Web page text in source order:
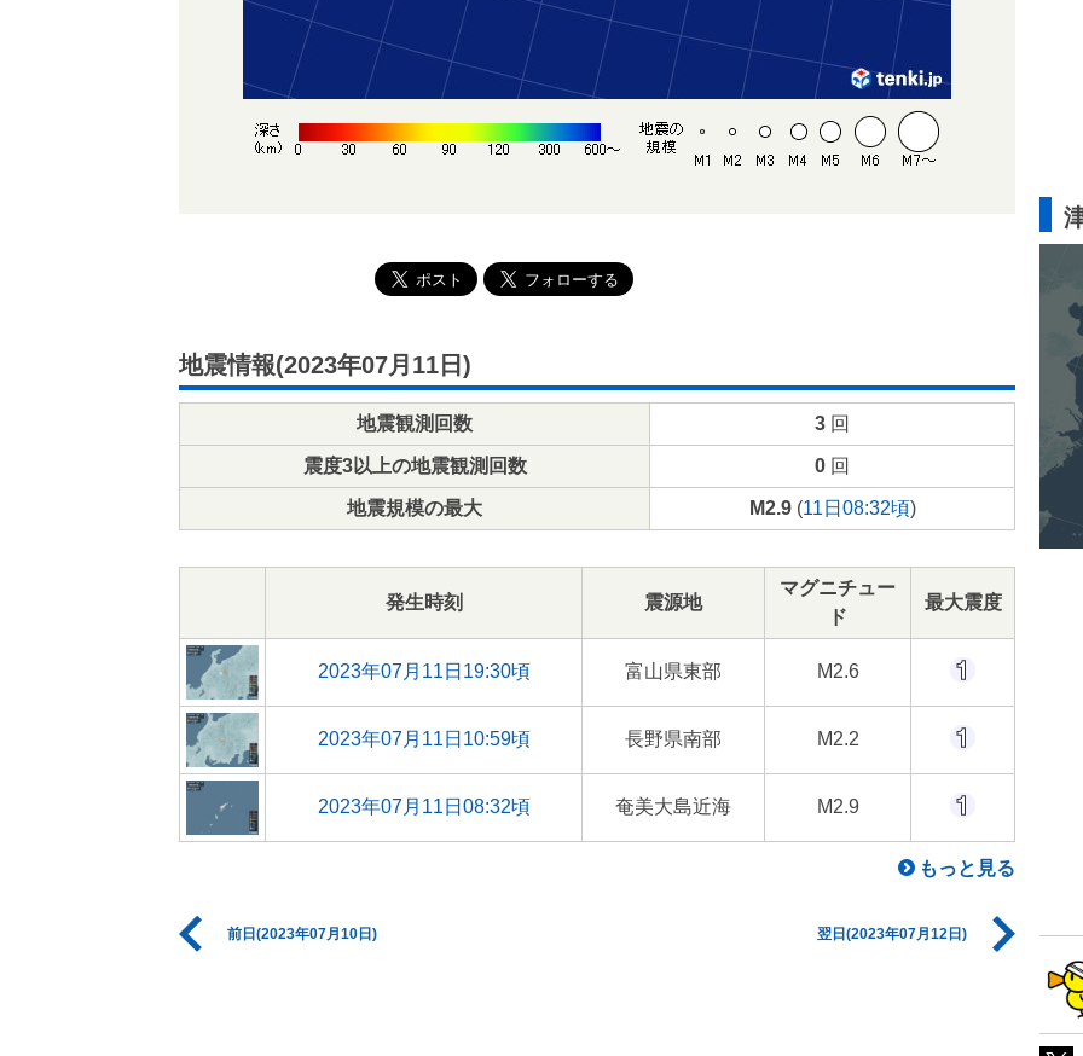
地震情報(2023年07月11日)
地震観測回数 3 回
震度3以上の地震観測回数 0 回
地震規模の最大 M2.9(11日08:32頃)
発生時刻 震源地
マグニチュー
ド
最大震度
2023年07月11日19:30頃 富山県東部 M2.6
2023年07月11日10:59頃 長野県南部 M2.2
2023年07月11日08:32頃 奄美大島近海 M2.9
もっと見る
前日(2023年07月10日) 翌日(2023年07月12日)